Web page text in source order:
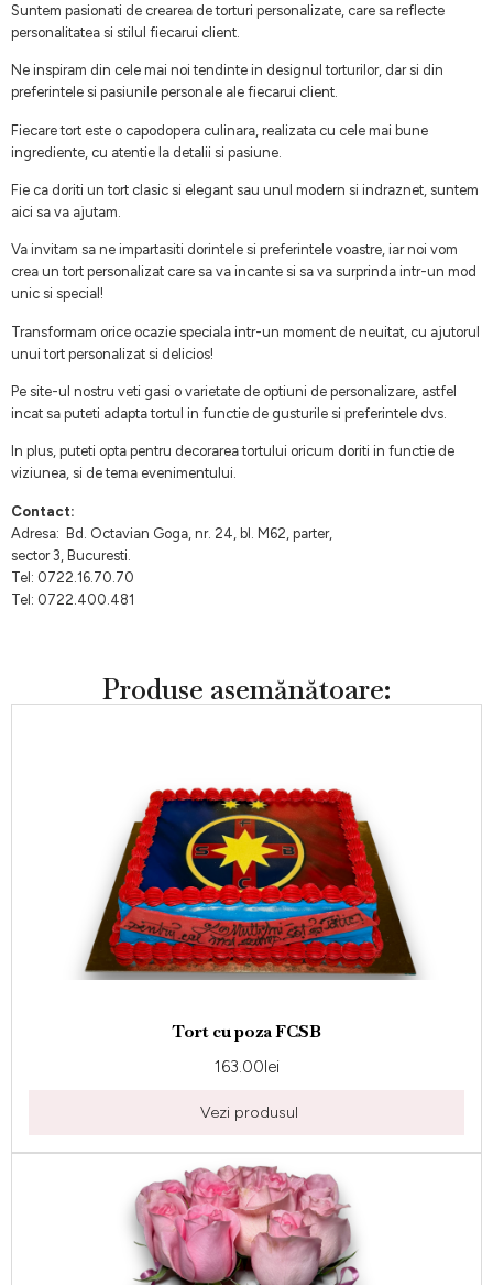
Suntem pasionati de crearea de torturi personalizate, care sa reflecte
personalitatea si stilul fiecarui client.
Ne inspiram din cele mai noi tendinte in designul torturilor, dar si din
preferintele si pasiunile personale ale fiecarui client.
Fiecare tort este o capodopera culinara, realizata cu cele mai bune
ingrediente, cu atentie la detalii si pasiune.
Fie ca doriti un tort clasic si elegant sau unul modern si indraznet, suntem
aici sa va ajutam.
Va invitam sa ne impartasiti dorintele si preferintele voastre, iar noi vom
crea un tort personalizat care sa va incante si sa va surprinda intr-un mod
unic si special!
Transformam orice ocazie speciala intr-un moment de neuitat, cu ajutorul
unui tort personalizat si delicios!
Pe site-ul nostru veti gasi o varietate de optiuni de personalizare, astfel
incat sa puteti adapta tortul in functie de gusturile si preferintele dvs.
In plus, puteti opta pentru decorarea tortului oricum doriti in functie de
viziunea, si de tema evenimentului.
Contact:
Adresa: Bd. Octavian Goga, nr. 24, bl. M62, parter,
sector 3, Bucuresti.
Tel: 0722.16.70.70
Tel: 0722.400.481
Produse asemănătoare:
Tort cu poza FCSB
163.00lei
Vezi produsul